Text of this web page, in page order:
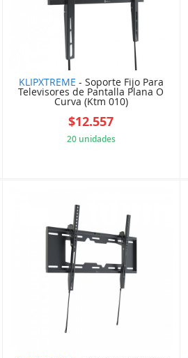
KLIPXTREME - Soporte Fijo Para
Televisores de Pantalla Plana O
Curva (Ktm 010)
$12.557
20 unidades